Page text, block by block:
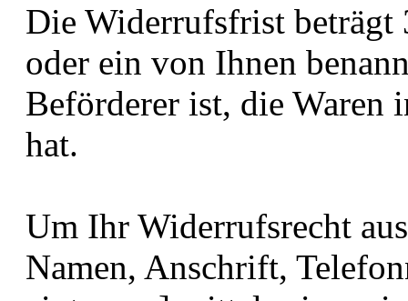
Die Widerrufsfrist beträgt
oder ein von Ihnen
Beförderer ist, die Waren
hat.
Um Ihr Widerrufsrecht
Namen, Anschrift,